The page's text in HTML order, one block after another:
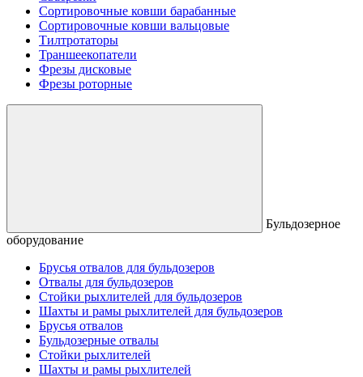
Сортировочные ковши барабанные
Сортировочные ковши вальцовые
Тилтротаторы
Траншеекопатели
Фрезы дисковые
Фрезы роторные
Бульдозерное
оборудование
Брусья отвалов для бульдозеров
Отвалы для бульдозеров
Стойки рыхлителей для бульдозеров
Шахты и рамы рыхлителей для бульдозеров
Брусья отвалов
Бульдозерные отвалы
Стойки рыхлителей
Шахты и рамы рыхлителей